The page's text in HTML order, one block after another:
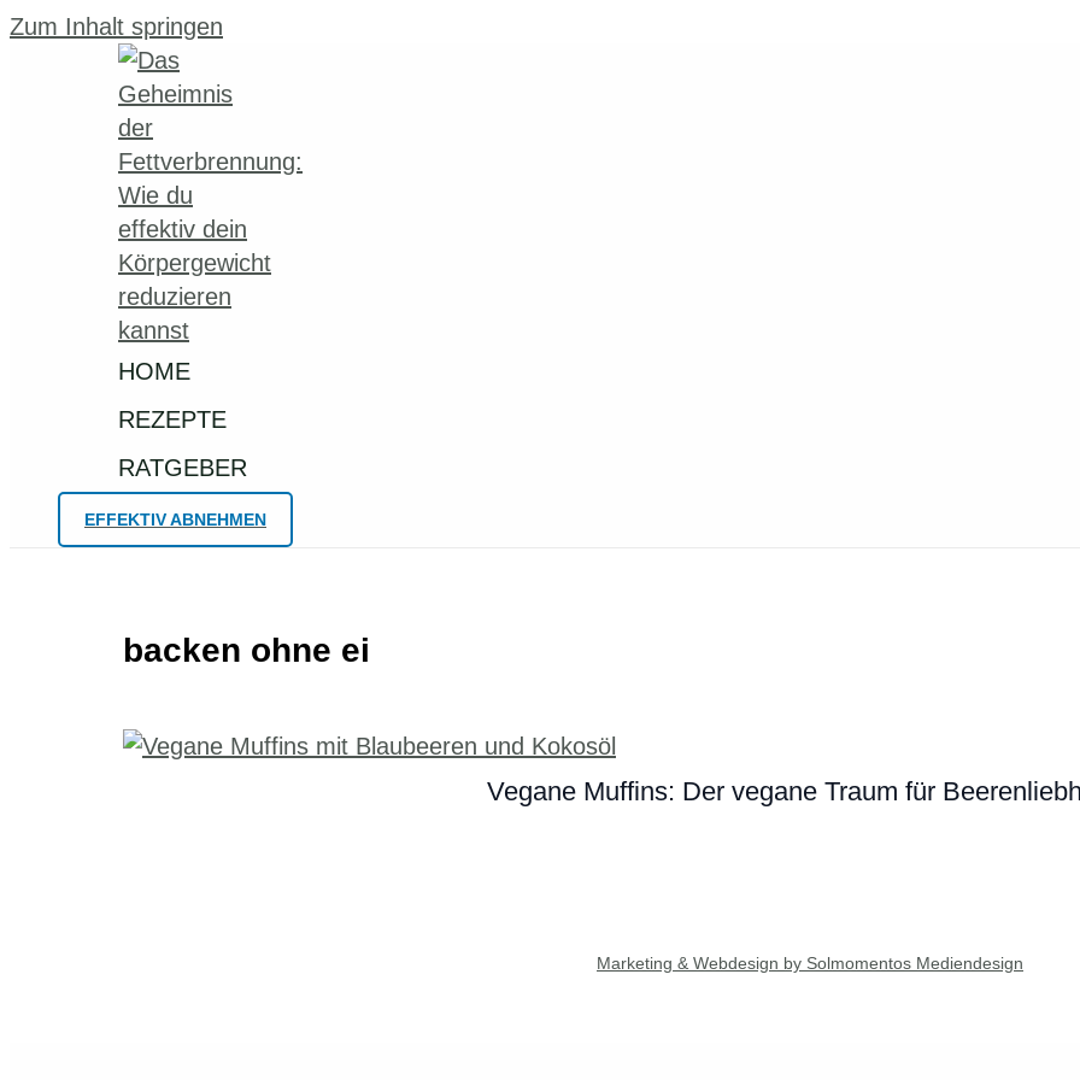
Zum Inhalt springen
HOME
REZEPTE
RATGEBER
EFFEKTIV ABNEHMEN
backen ohne ei
Vegane Muffins: Der vegane Traum für
Marketing & Webdesign by Solmomentos Mediendesign